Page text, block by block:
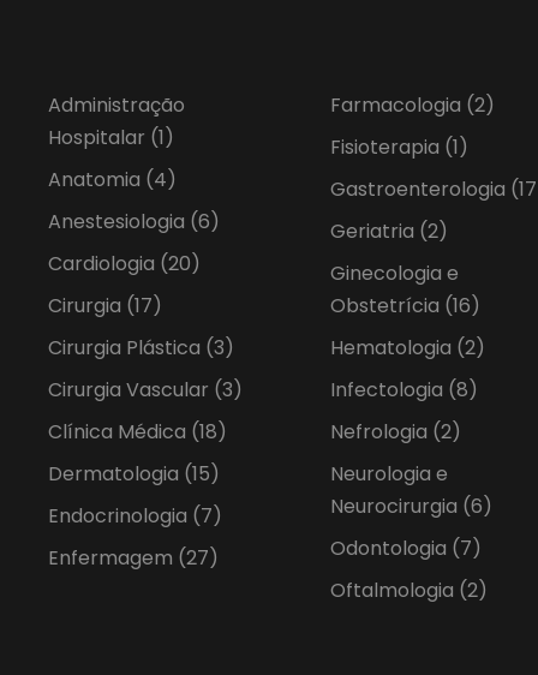
Administração
Hospitalar (1)
Anatomia (4)
Anestesiologia (6)
Cardiologia (20)
Cirurgia (17)
Cirurgia Plástica (3)
Cirurgia Vascular (3)
Clínica Médica (18)
Dermatologia (15)
Endocrinologia (7)
Enfermagem (27)
Farmacologia (2)
Fisioterapia (1)
Gastroenterologia
Geriatria (2)
Ginecologia e
Obstetrícia (16)
Hematologia (2)
Infectologia (8)
Nefrologia (2)
Neurologia e
Neurocirurgia (6)
Odontologia (7)
Oftalmologia (2)